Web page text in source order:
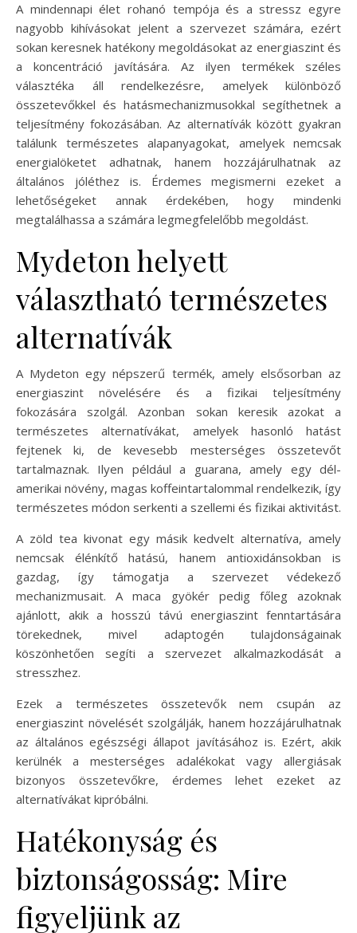
A mindennapi élet rohanó tempója és a stressz egyre
nagyobb kihívásokat jelent a szervezet számára, ezért
sokan keresnek hatékony megoldásokat az energiaszint és
a koncentráció javítására. Az ilyen termékek széles
választéka áll rendelkezésre, amelyek különböző
összetevőkkel és hatásmechanizmusokkal segíthetnek a
teljesítmény fokozásában. Az alternatívák között gyakran
találunk természetes alapanyagokat, amelyek nemcsak
energialöketet adhatnak, hanem hozzájárulhatnak az
általános jóléthez is. Érdemes megismerni ezeket a
lehetőségeket annak érdekében, hogy mindenki
megtalálhassa a számára legmegfelelőbb megoldást.
Mydeton helyett
választható természetes
alternatívák
A Mydeton egy népszerű termék, amely elsősorban az
energiaszint növelésére és a fizikai teljesítmény
fokozására szolgál. Azonban sokan keresik azokat a
természetes alternatívákat, amelyek hasonló hatást
fejtenek ki, de kevesebb mesterséges összetevőt
tartalmaznak. Ilyen például a guarana, amely egy dél-
amerikai növény, magas koffeintartalommal rendelkezik, így
természetes módon serkenti a szellemi és fizikai aktivitást.
A zöld tea kivonat egy másik kedvelt alternatíva, amely
nemcsak élénkítő hatású, hanem antioxidánsokban is
gazdag, így támogatja a szervezet védekező
mechanizmusait. A maca gyökér pedig főleg azoknak
ajánlott, akik a hosszú távú energiaszint fenntartására
törekednek, mivel adaptogén tulajdonságainak
köszönhetően segíti a szervezet alkalmazkodását a
stresszhez.
Ezek a természetes összetevők nem csupán az
energiaszint növelését szolgálják, hanem hozzájárulhatnak
az általános egészségi állapot javításához is. Ezért, akik
kerülnék a mesterséges adalékokat vagy allergiásak
bizonyos összetevőkre, érdemes lehet ezeket az
alternatívákat kipróbálni.
Hatékonyság és
biztonságosság: Mire
figyeljünk az